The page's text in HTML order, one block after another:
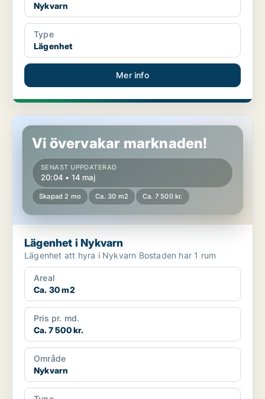
Nykvarn
Type
Lägenhet
Mer info
Lägenhet i Nykvarn
Vi övervakar marknaden!
SENAST UPPDATERAD
20:04 • 14 maj
Skapad 2 mo Ca. 30 m2 Ca. 7 500 kr.
Lägenhet i Nykvarn
Lägenhet att hyra i Nykvarn Bostaden har 1 rum
Areal
Ca. 30 m2
Pris pr. md.
Ca. 7 500 kr.
Område
Nykvarn